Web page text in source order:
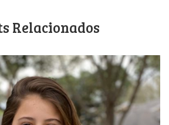
Relacionados